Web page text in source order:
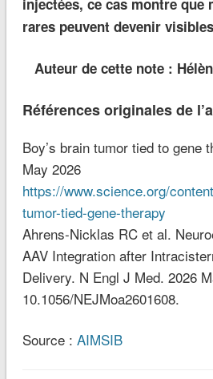
injectées, ce cas montre que
rares peuvent devenir
Auteur de cette note :
Références originales de
Boy’s brain tumor tied to gene
May 2026
https://www.science.org/
tumor-tied-gene-therapy
Ahrens-Nicklas RC et al.
AAV Integration after
Delivery. N Engl J Med. 2026
10.1056/NEJMoa2601608.
Source : AIMSIB